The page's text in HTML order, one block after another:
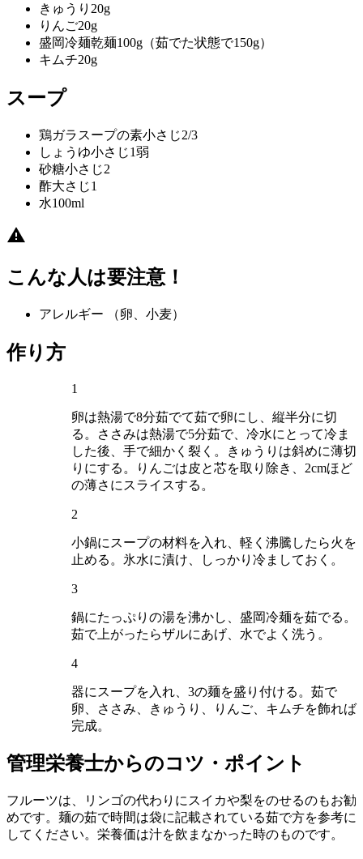
きゅうり 20g
りんご20g
盛岡冷麺乾麺100g（茹でた状態で150g）
キムチ20g
スープ
鶏ガラスープの素小さじ2/3
しょうゆ小さじ1弱
砂糖小さじ2
酢大さじ1
水100ml
こんな人は要注意！
アレルギー （卵、小麦）
作り方
1
卵は熱湯で8分茹でて茹で卵にし、縦半分に切
る。ささみは熱湯で5分茹で、冷水にとって冷ま
した後、手で細かく裂く。きゅうりは斜めに薄切
りにする。りんごは皮と芯を取り除き、2cmほど
の薄さにスライスする。
2
小鍋にスープの材料を入れ、軽く沸騰したら火を
止める。氷水に漬け、しっかり冷ましておく。
3
鍋にたっぷりの湯を沸かし、盛岡冷麺を茹でる。
茹で上がったらザルにあげ、水でよく洗う。
4
器にスープを入れ、3の麺を盛り付ける。茹で
卵、ささみ、きゅうり、りんご、キムチを飾れば
完成。
管理栄養士からのコツ・ポイント
フルーツは、リンゴの代わりにスイカや梨をのせるのもお勧
めです。麺の茹で時間は袋に記載されている茹で方を参考に
してください。栄養価は汁を飲まなかった時のものです。